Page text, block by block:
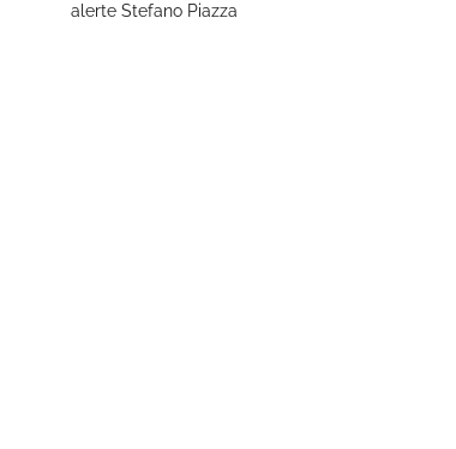
alerte Stefano Piazza